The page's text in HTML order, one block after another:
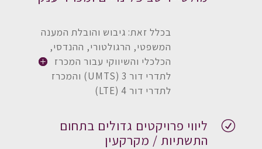
בכלל זאת: גיבוש והובלת המענה
המשפטי, הרגולטורי, ההנדסי,
הכלכלי והשיווקי עבור המכרז
לתדרי דור 3 (UMTS) והמכרז
לתדרי דור 4 (LTE)
R
ליווי פרויקטים גדולים בתחום
התשתיות / מקרקעין